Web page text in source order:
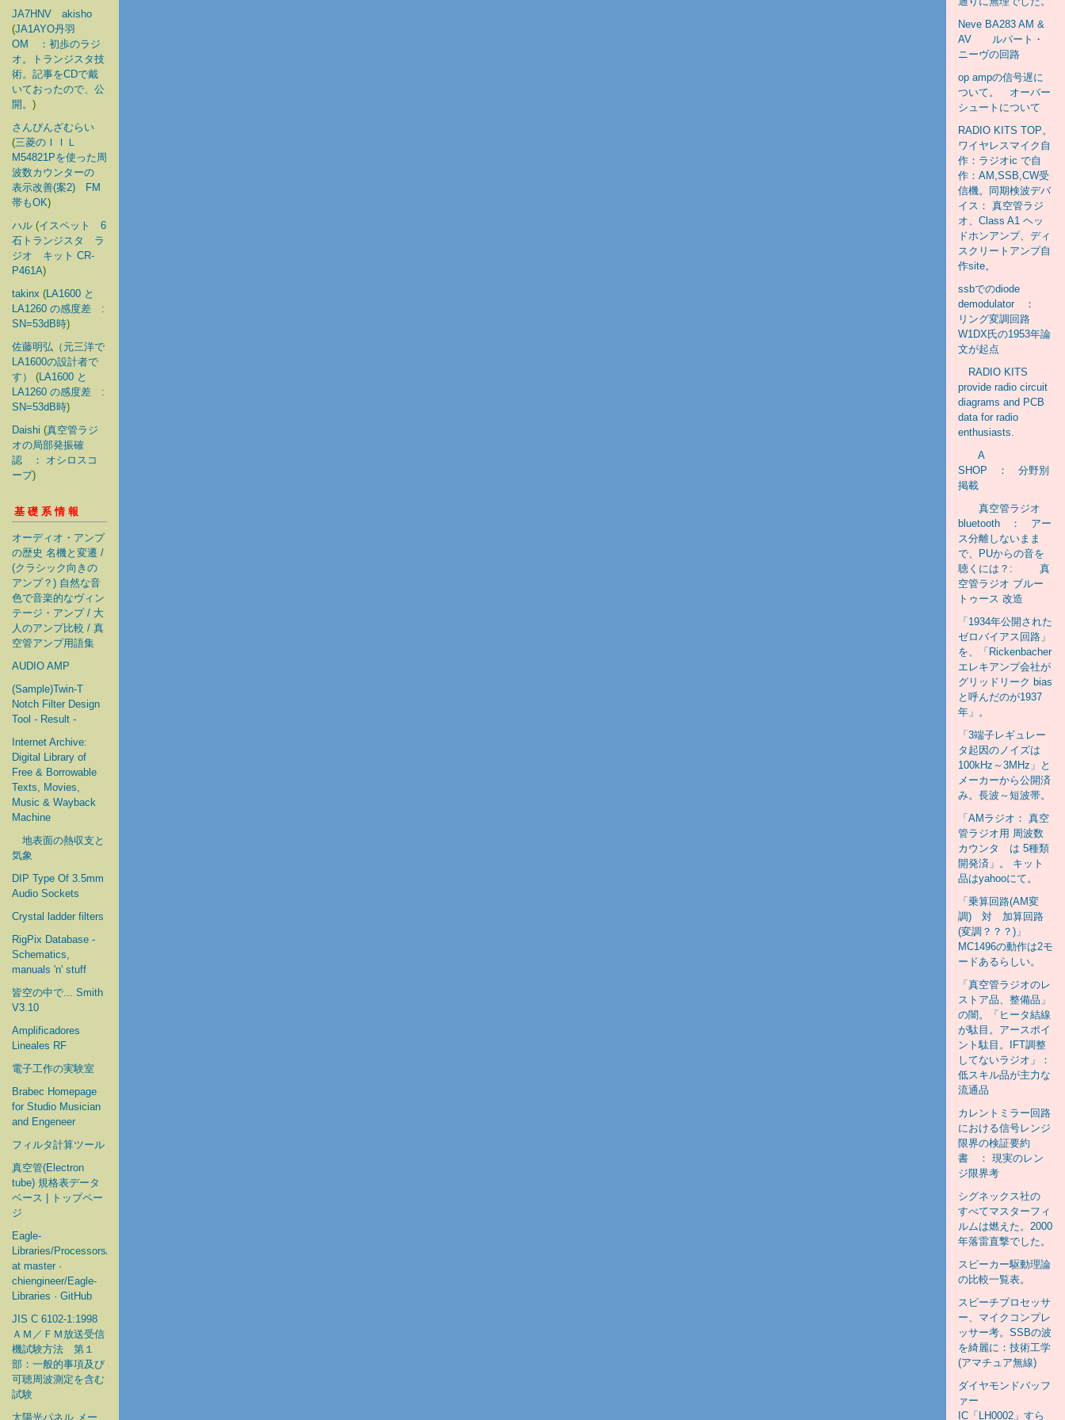
JA7HNV akisho
(JA1AYO丹羽
OM ：初歩のラジ
オ。トランジスタ技
術。記事をCDで戴
いておったので、公
開。 )
さんぴんざむらい
(三菱のＩＩＬ
M54821Pを使った周
波数カウンターの
表示改善(案2) FM
帯もOK)
ハル (イスペット 6
石トランジスタ ラ
ジオ キット CR-
P461A)
takinx (LA1600 と
LA1260 の感度差 :
SN=53dB時)
佐藤明弘（元三洋で
LA1600の設計者で
す）
(LA1600 と
LA1260 の感度差 :
SN=53dB時)
Daishi (真空管ラジ
オの局部発振確
認 ： オシロスコ
ープ)
基礎系情報
オーディオ・アンプ
の歴史 名機と変遷 /
(クラシック向きの
アンプ？) 自然な音
色で音楽的なヴィン
テージ・アンプ / 大
人のアンプ比較 / 真
空管アンプ用語集
AUDIO AMP
(Sample)Twin-T
Notch Filter Design
Tool - Result -
Internet Archive:
Digital Library of
Free & Borrowable
Texts, Movies,
Music & Wayback
Machine
地表面の熱収支と
気象
DIP Type Of 3.5mm
Audio Sockets
Crystal ladder filters
RigPix Database -
Schematics,
manuals 'n' stuff
皆空の中で... Smith
V3.10
Amplificadores
Lineales RF
電子工作の実験室
Brabec Homepage
for Studio Musician
and Engeneer
フィルタ計算ツール
真空管(Electron
tube) 規格表データ
ベース | トップペー
ジ
Eagle-
Libraries/Processors/Microchip
at master ·
chiengineer/Eagle-
Libraries · GitHub
JIS C 6102-1:1998
ＡＭ／ＦＭ放送受信
機試験方法 第１
部：一般的事項及び
可聴周波測定を含む
試験
太陽光パネル メー
Neve BA283 AM &
AV ルパート・
ニーヴの回路
op ampの信号遅に
ついて。 オーバー
シュートについて
RADIO KITS TOP。
ワイヤレスマイク自
作：ラジオic で自
作：AM,SSB,CW受
信機。同期検波デバ
イス： 真空管ラジ
オ、Class A1 ヘッ
ドホンアンプ、ディ
スクリートアンプ自
作site。
ssbでのdiode
demodulator ：
リング変調回路
W1DX氏の1953年論
文が起点
RADIO KITS
provide radio circuit
diagrams and PCB
data for radio
enthusiasts.
A
SHOP ： 分野別
掲載
真空管ラジオ
bluetooth ： アー
ス分離しないまま
で、PUからの音を
聴くには？: 真
空管ラジオ ブルー
トゥース 改造
「1934年公開された
ゼロバイアス回路」
を、「Rickenbacher
エレキアンプ会社が
グリッドリーク bias
と呼んだのが1937
年」。
「3端子レギュレー
タ起因のノイズは
100kHz～3MHz」と
メーカーから公開済
み。長波～短波帯。
「AMラジオ： 真空
管ラジオ用 周波数
カウンタ は 5種類
開発済」。 キット
品はyahooにて。
「乗算回路(AM変
調) 対 加算回路
(変調？？？)」
MC1496の動作は2モ
ードあるらしい。
「真空管ラジオのレ
ストア品、整備品」
の闇。「ヒータ結線
が駄目。アースポイ
ント駄目。IFT調整
してないラジオ」：
低スキル品が主力な
流通品
カレントミラー回路
における信号レンジ
限界の検証要約
書 ： 現実のレン
ジ限界考
シグネックス社の
すべてマスターフィ
ルムは燃えた。2000
年落雷直撃でした。
スピーカー駆動理論
の比較一覧表。
スピーチプロセッサ
ー、マイクコンプレ
ッサー考。SSBの波
を綺麗に：技術工学
(アマチュア無線)
ダイヤモンドバッフ
ァー
IC「LH0002」すら